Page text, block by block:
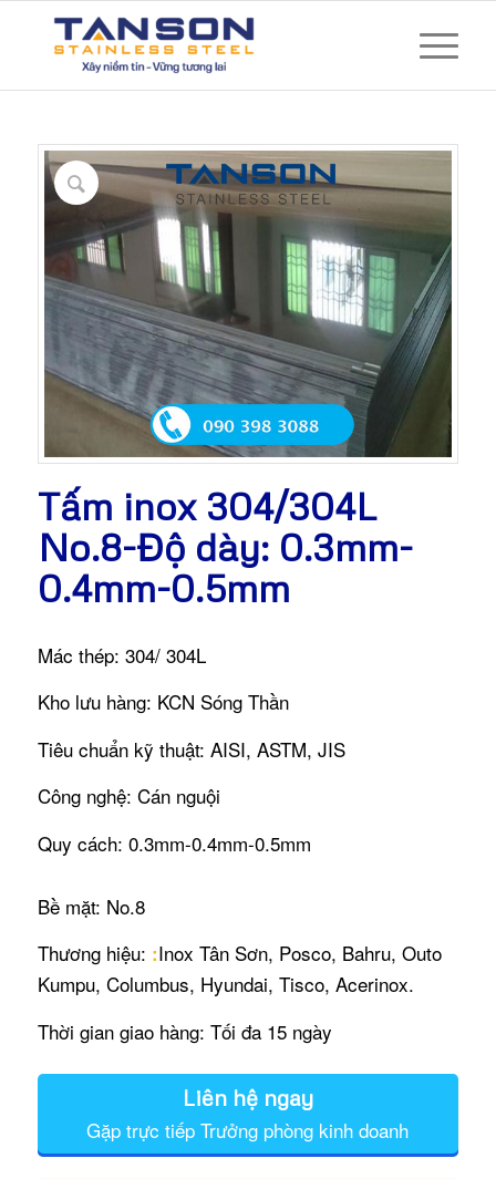
Tấm inox 304/304L
No.8-Độ dày: 0.3mm-
0.4mm-0.5mm
Mác thép: 304/ 304L
Kho lưu hàng: KCN Sóng Thần
Tiêu chuẩn kỹ thuật: AISI, ASTM, JIS
Công nghệ: Cán nguội
Quy cách: 0.3mm-0.4mm-0.5mm
Bề mặt: No.8
Thương hiệu: :Inox Tân Sơn, Posco, Bahru, Outo
Kumpu, Columbus, Hyundai, Tisco, Acerinox.
Thời gian giao hàng: Tối đa 15 ngày
Liên hệ ngay
Gặp trực tiếp Trưởng phòng kinh doanh